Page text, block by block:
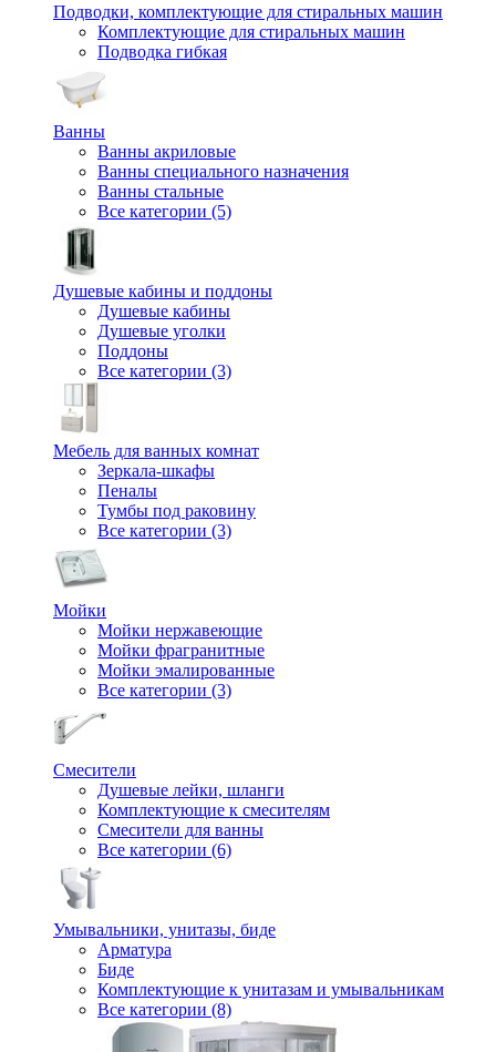
Подводки, комплектующие для стиральных машин
Комплектующие для стиральных машин
Подводка гибкая
Ванны
Ванны акриловые
Ванны специального назначения
Ванны стальные
Все категории (5)
Душевые кабины и поддоны
Душевые кабины
Душевые уголки
Поддоны
Все категории (3)
Мебель для ванных комнат
Зеркала-шкафы
Пеналы
Тумбы под раковину
Все категории (3)
Мойки
Мойки нержавеющие
Мойки фрагранитные
Мойки эмалированные
Все категории (3)
Смесители
Душевые лейки, шланги
Комплектующие к смесителям
Смесители для ванны
Все категории (6)
Умывальники, унитазы, биде
Арматура
Биде
Комплектующие к унитазам и умывальникам
Все категории (8)